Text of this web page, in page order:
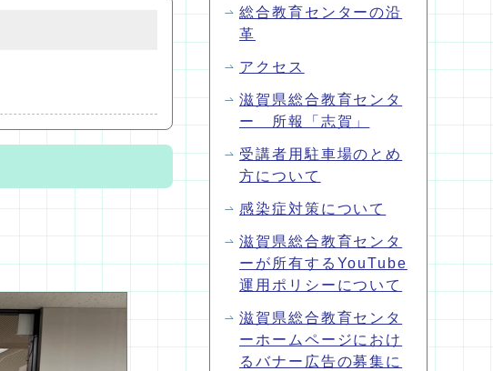
総合教育センターの沿
革
アクセス
滋賀県総合教育センタ
ー 所報「志賀」
受講者用駐車場のとめ
方について
感染症対策について
滋賀県総合教育センタ
ーが所有するYouTube
運用ポリシーについて
滋賀県総合教育センタ
ーホームページにおけ
るバナー広告の募集に